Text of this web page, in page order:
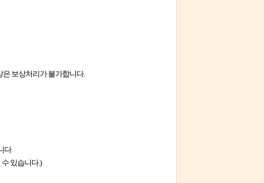
은 보상처리가 불가합니다.
다.
있습니다.)